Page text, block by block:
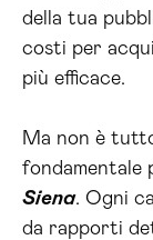
della tua
costi per
più efficace.
Ma non è
fondamentale
Siena. Ogni
da rapporti